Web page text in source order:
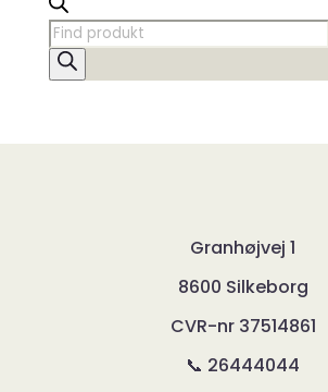
Products
search
Granhøjvej 1
8600 Silkeborg
CVR-nr 37514861
📞 26444044